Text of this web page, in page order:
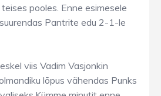
pooles. Enne esimesele
Pantrite edu 2-1-le
viis Vadim Vasjonkin
lõpus vähendas Punks